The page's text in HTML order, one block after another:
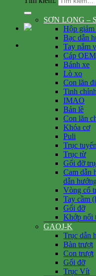
SƠN LONG –
Hộp giảm
Bạc dẫn
Tay nắm
Cáp OEM
Bánh xe
Lò xo
Con lăn
Tinh
IMAO
Bản lề
Con lăn
Khóa cơ
Puli
Trục
Trục từ
Gối đỡ
Cam dẫn
dẫn hướng
Vòng cổ
Tay cầm
Gối đỡ
Khớp nối
GAOJ-K
Trục dẫn
Bàn trượt
Con trượt
Gối đỡ
Trục Vít